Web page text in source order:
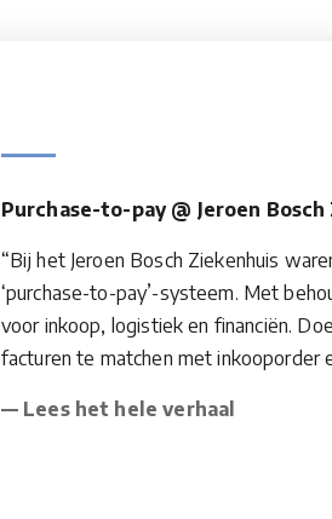
Purchase-to-pay @ Jeroen
“Bij het Jeroen Bosch Ziekenhuis
‘purchase-to-pay’-systeem. Met
voor inkoop, logistiek en financiën.
facturen te matchen met inkooporder
— Lees het hele verhaal